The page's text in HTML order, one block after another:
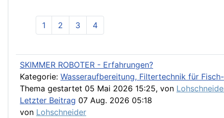
1 2 3 4
SKIMMER ROBOTER - Erfahrungen?
Kategorie: Wasseraufbereitung, Filtertechnik für
Thema gestartet 05 Mai 2026 15:25, von
Letzter Beitrag 07 Aug. 2026 05:18
von Lohschneider